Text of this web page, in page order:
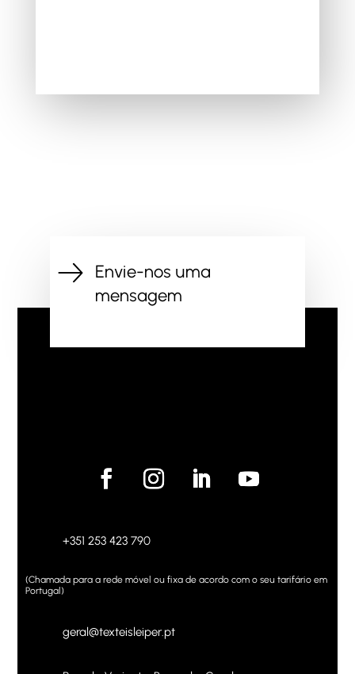
Envie-nos uma
mensagem
+351 253 423 790
(Chamada para a rede móvel ou fixa de acordo com o seu tarifário em
Portugal)
geral@texteisleiper.pt